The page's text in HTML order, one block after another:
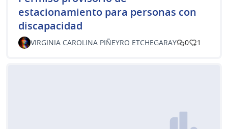
estacionamiento para personas con
discapacidad
VIRGINIA CAROLINA PIÑEYRO ETCHEGARAY 0 1